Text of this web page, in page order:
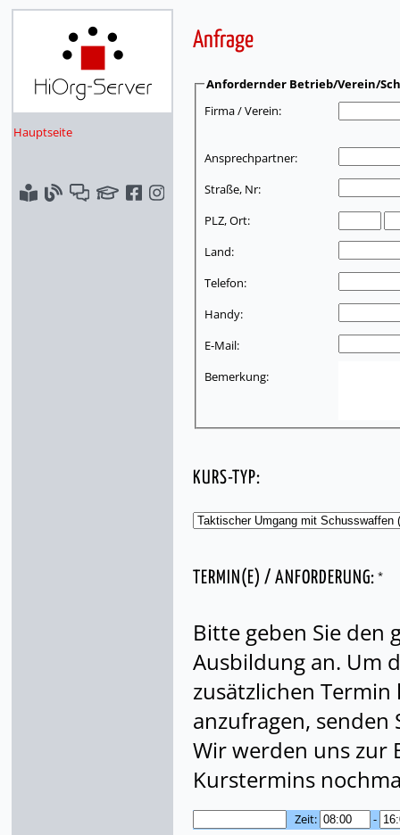
Hauptseite
Anfrage
Anfordernder Betrieb/Verein/
Firma / Verein:
Ansprechpartner:
Straße, Nr:
PLZ, Ort:
Land:
Telefon:
Handy:
E-Mail:
Bemerkung:
KURS-TYP:
TERMIN(E) / ANFORDERUNG: *
Bitte geben Sie den
Ausbildung an. Um
zusätzlichen
anzufragen, senden
Wir werden uns zur
Kurstermins
Zeit:
-